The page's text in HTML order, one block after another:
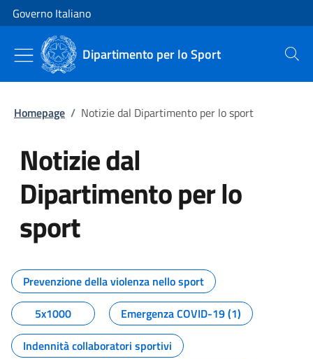
Vai al contenuto
Vai alla navigazione del sito
Governo Italiano
Dipartimento per lo Sport Cerca
Homepage / Notizie dal Dipartimento per lo sport
Notizie dal
Dipartimento per lo
sport
Tutti i contenuti della pagina
Prevenzione della violenza nello sport
5x1000
Emergenza COVID-19 (1)
Indennità collaboratori sportivi